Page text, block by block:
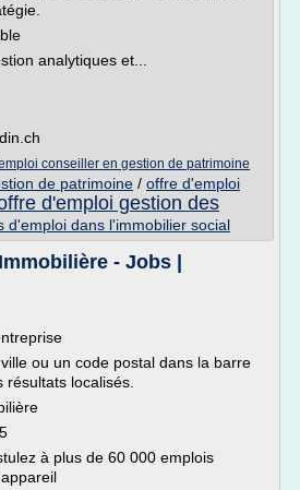
analytiques et...
conseiller en gestion de patrimoine
de patrimoine / offre d'emploi
d'emploi gestion des
d'emploi dans l'immobilier social
- Jobs |
ou un code postal dans la barre
localisés.
à plus de 60 000 emplois